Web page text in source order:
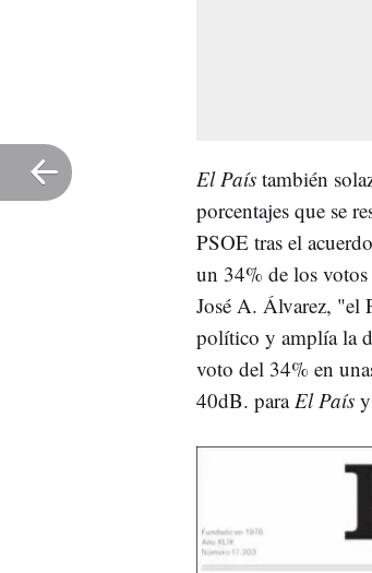
El País también
porcentajes que se
PSOE tras el
un 34% de los
José A. Álvarez, "el
político y amplía la
voto del 34% en
40dB. para El País